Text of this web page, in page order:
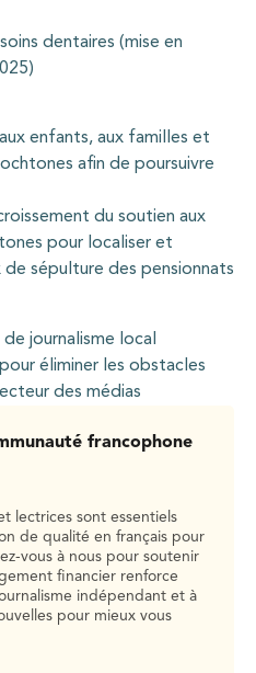
dentaires (mise en
enfants, aux familles et
afin de poursuivre
du soutien aux
pour localiser et
sépulture des pensionnats
journalisme local
éliminer les obstacles
des médias
francophone
lectrices sont essentiels
de qualité en français pour
vous à nous pour soutenir
financier renforce
indépendant et à
pour mieux vous